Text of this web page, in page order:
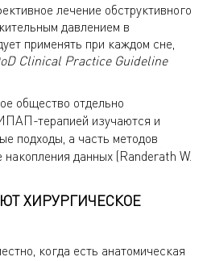
лечение обструктивного
давлением в
применять при каждом сне,
Clinical Practice Guideline
общество отдельно
терапией изучаются и
подходы, а часть методов
данных (Randerath W.
ХИРУРГИЧЕСКОЕ
когда есть анатомическая